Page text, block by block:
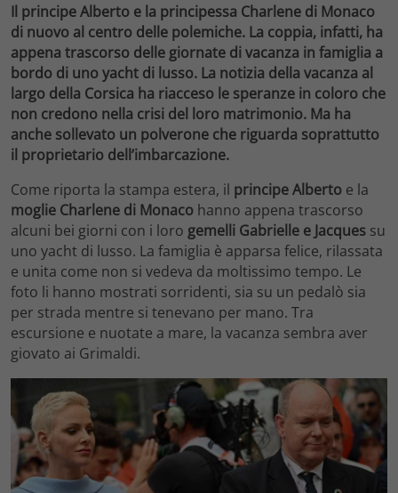
Il principe Alberto e la principessa Charlene di Monaco
di nuovo al centro delle polemiche. La coppia, infatti, ha
appena trascorso delle giornate di vacanza in famiglia a
bordo di uno yacht di lusso. La notizia della vacanza al
largo della Corsica ha riacceso le speranze in coloro che
non credono nella crisi del loro matrimonio. Ma ha
anche sollevato un polverone che riguarda soprattutto
il proprietario dell’imbarcazione.
Come riporta la stampa estera, il principe Alberto e la
moglie Charlene di Monaco hanno appena trascorso
alcuni bei giorni con i loro gemelli Gabrielle e Jacques su
uno yacht di lusso. La famiglia è apparsa felice, rilassata
e unita come non si vedeva da moltissimo tempo. Le
foto li hanno mostrati sorridenti, sia su un pedalò sia
per strada mentre si tenevano per mano. Tra
escursione e nuotate a mare, la vacanza sembra aver
giovato ai Grimaldi.